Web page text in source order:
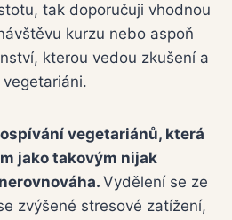
tak doporučuji vhodnou
kurzu nebo aspoň
kterou vedou zkušení a
vegetariánů, která
jako takovým nijak
Vydělení se ze
zvýšené stresové zatížení,